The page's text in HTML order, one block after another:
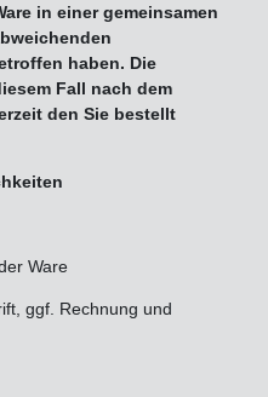
in einer gemeinsamen
haben. Die
Fall nach dem
den Sie bestellt
Ware
ggf. Rechnung und